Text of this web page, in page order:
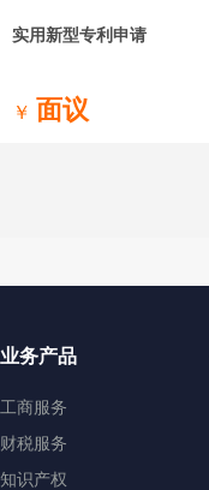
实用新型专利申请
￥ 面议
业务产品
工商服务
财税服务
知识产权